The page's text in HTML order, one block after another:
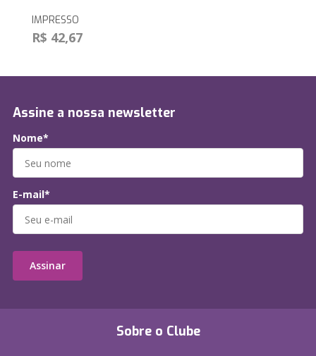
IMPRESSO
R$ 42,67
Sobre o Clube
Assine a nossa newsletter
Nome*
E-mail*
Assinar